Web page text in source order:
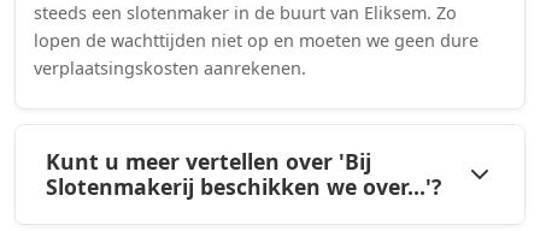
steeds een slotenmaker in de buurt van Eliksem. Zo
lopen de wachttijden niet op en moeten we geen dure
verplaatsingskosten aanrekenen.
Kunt u meer vertellen over 'Bij
Slotenmakerij beschikken we over...'?